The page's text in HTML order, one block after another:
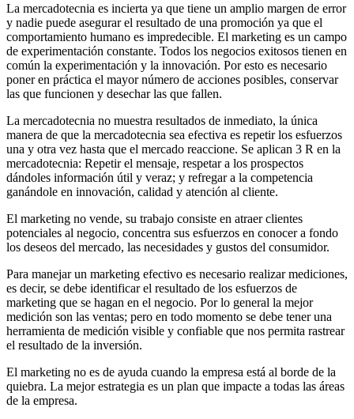
La mercadotecnia es incierta ya que tiene un amplio margen de error
y nadie puede asegurar el resultado de una promoción ya que el
comportamiento humano es impredecible. El marketing es un campo
de experimentación constante. Todos los negocios exitosos tienen en
común la experimentación y la innovación. Por esto es necesario
poner en práctica el mayor número de acciones posibles, conservar
las que funcionen y desechar las que fallen.
La mercadotecnia no muestra resultados de inmediato, la única
manera de que la mercadotecnia sea efectiva es repetir los esfuerzos
una y otra vez hasta que el mercado reaccione. Se aplican 3 R en la
mercadotecnia: Repetir el mensaje, respetar a los prospectos
dándoles información útil y veraz; y refregar a la competencia
ganándole en innovación, calidad y atención al cliente.
El marketing no vende, su trabajo consiste en atraer clientes
potenciales al negocio, concentra sus esfuerzos en conocer a fondo
los deseos del mercado, las necesidades y gustos del consumidor.
Para manejar un marketing efectivo es necesario realizar mediciones,
es decir, se debe identificar el resultado de los esfuerzos de
marketing que se hagan en el negocio. Por lo general la mejor
medición son las ventas; pero en todo momento se debe tener una
herramienta de medición visible y confiable que nos permita rastrear
el resultado de la inversión.
El marketing no es de ayuda cuando la empresa está al borde de la
quiebra. La mejor estrategia es un plan que impacte a todas las áreas
de la empresa.